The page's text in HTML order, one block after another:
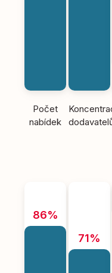
Počet
nabídek
86%
71%